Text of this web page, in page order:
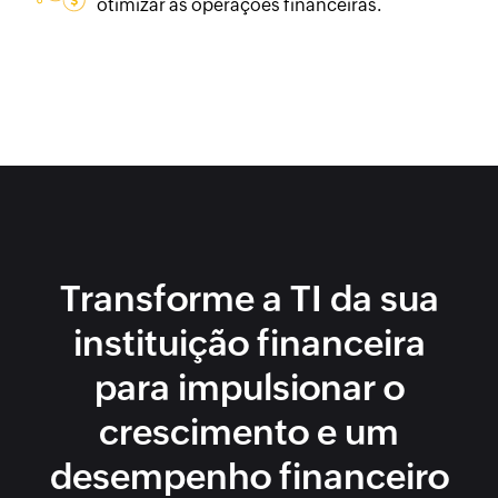
otimizar as operações financeiras.
Transforme a TI da sua
instituição financeira
para impulsionar o
crescimento e um
desempenho financeiro